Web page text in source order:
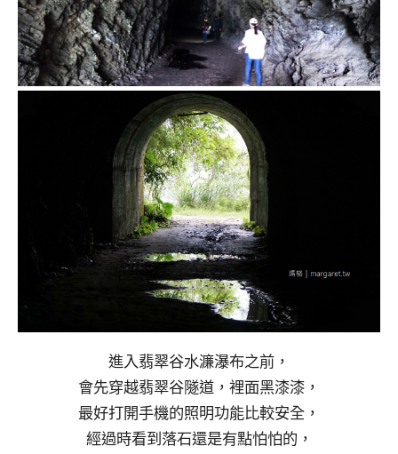
進入翡翠谷水濂瀑布之前，
會先穿越翡翠谷隧道，裡面黑漆漆，
最好打開手機的照明功能比較安全，
經過時看到落石還是有點怕怕的，